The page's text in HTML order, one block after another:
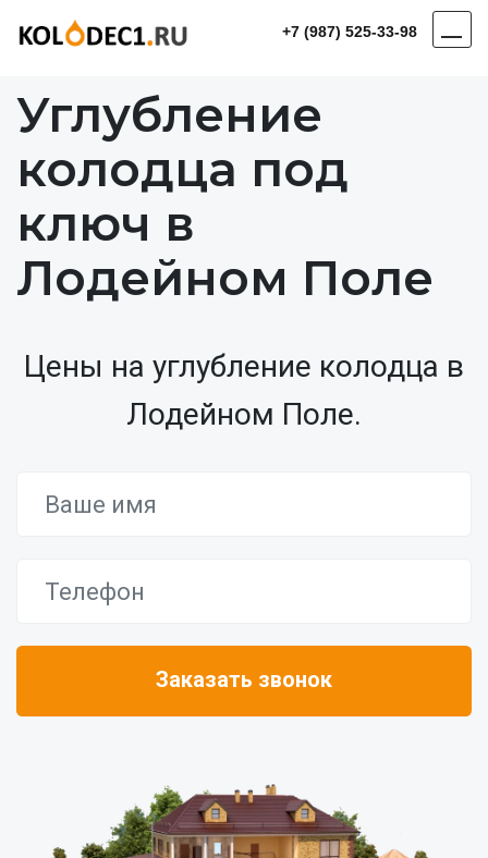
+7 (987) 525-33-98
Углубление
колодца под
ключ в
Лодейном Поле
Цены на углубление колодца в
Лодейном Поле.